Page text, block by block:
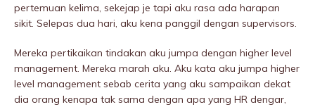
pertemuan kelima, sekejap je tapi aku rasa ada harapan
sikit. Selepas dua hari, aku kena panggil dengan supervisors.
Mereka pertikaikan tindakan aku jumpa dengan higher level
management. Mereka marah aku. Aku kata aku jumpa higher
level management sebab cerita yang aku sampaikan dekat
dia orang kenapa tak sama dengan apa yang HR dengar,